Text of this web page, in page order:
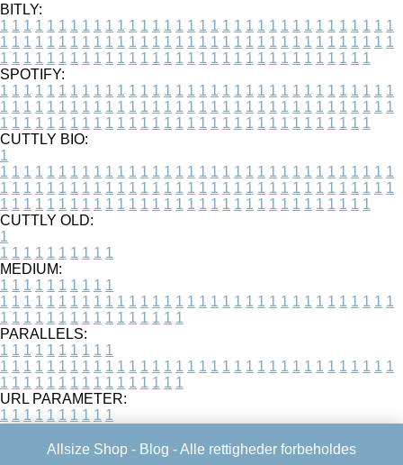
BITLY:
1 1 1 1 1 1 1 1 1 1 1 1 1 1 1 1 1 1 1 1 1 1 1 1 1 1 1 1 1 1 1 1 1 1
1 1 1 1 1 1 1 1 1 1 1 1 1 1 1 1 1 1 1 1 1 1 1 1 1 1 1 1 1 1 1 1 1 1
1 1 1 1 1 1 1 1 1 1 1 1 1 1 1 1 1 1 1 1 1 1 1 1 1 1 1 1 1 1 1 1
SPOTIFY:
1 1 1 1 1 1 1 1 1 1 1 1 1 1 1 1 1 1 1 1 1 1 1 1 1 1 1 1 1 1 1 1 1 1
1 1 1 1 1 1 1 1 1 1 1 1 1 1 1 1 1 1 1 1 1 1 1 1 1 1 1 1 1 1 1 1 1 1
1 1 1 1 1 1 1 1 1 1 1 1 1 1 1 1 1 1 1 1 1 1 1 1 1 1 1 1 1 1 1 1
CUTTLY BIO:
1
1 1 1 1 1 1 1 1 1 1 1 1 1 1 1 1 1 1 1 1 1 1 1 1 1 1 1 1 1 1 1 1 1 1
1 1 1 1 1 1 1 1 1 1 1 1 1 1 1 1 1 1 1 1 1 1 1 1 1 1 1 1 1 1 1 1 1 1
1 1 1 1 1 1 1 1 1 1 1 1 1 1 1 1 1 1 1 1 1 1 1 1 1 1 1 1 1 1 1 1
CUTTLY OLD:
1
1 1 1 1 1 1 1 1 1 1
MEDIUM:
1 1 1 1 1 1 1 1 1 1
1 1 1 1 1 1 1 1 1 1 1 1 1 1 1 1 1 1 1 1 1 1 1 1 1 1 1 1 1 1 1 1 1 1
1 1 1 1 1 1 1 1 1 1 1 1 1 1 1 1
PARALLELS:
1 1 1 1 1 1 1 1 1 1
1 1 1 1 1 1 1 1 1 1 1 1 1 1 1 1 1 1 1 1 1 1 1 1 1 1 1 1 1 1 1 1 1 1
1 1 1 1 1 1 1 1 1 1 1 1 1 1 1 1
URL PARAMETER:
1 1 1 1 1 1 1 1 1 1
Allsize Shop - Blog - Alle rettigheder forbeholdes